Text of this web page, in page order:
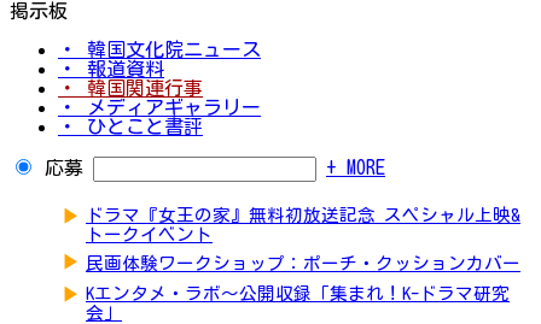
掲示板
・ 韓国文化院ニュース
・ 報道資料
・ 韓国関連行事
・ メディアギャラリー
・ ひとこと書評
応募 + MORE
▶
ドラマ『女王の家』無料初放送記念 スペシャル上映&
トークイベント
▶ 民画体験ワークショップ：ポーチ・クッションカバー
▶ Kエンタメ・ラボ～公開収録「集まれ！K-ドラマ研究
会」